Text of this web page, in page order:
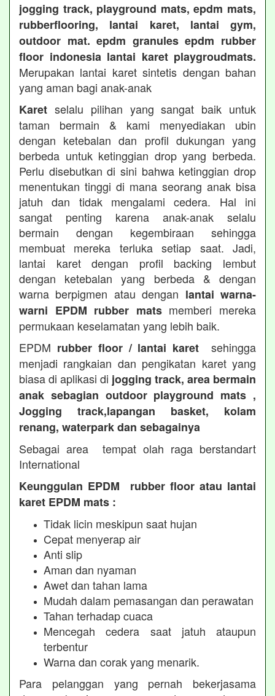
jogging track, playground mats, epdm mats,
rubberflooring, lantai karet, lantai gym,
outdoor mat. epdm granules epdm rubber
floor indonesia lantai karet playgroudmats.
Merupakan lantai karet sintetis dengan bahan
yang aman bagi anak-anak
Karet selalu pilihan yang sangat baik untuk
taman bermain & kami menyediakan ubin
dengan ketebalan dan profil dukungan yang
berbeda untuk ketinggian drop yang berbeda.
Perlu disebutkan di sini bahwa ketinggian drop
menentukan tinggi di mana seorang anak bisa
jatuh dan tidak mengalami cedera. Hal ini
sangat penting karena anak-anak selalu
bermain dengan kegembiraan sehingga
membuat mereka terluka setiap saat. Jadi,
lantai karet dengan profil backing lembut
dengan ketebalan yang berbeda & dengan
warna berpigmen atau dengan lantai warna-
warni EPDM rubber matsmemberi mereka
permukaan keselamatan yang lebih baik.
EPDM rubber floor / lantai karet sehingga
menjadi rangkaian dan pengikatan karet yang
biasa di aplikasi di jogging track, area bermain
anak sebagian outdoor playground mats ,
Jogging track,lapangan basket, kolam
renang, waterpark dan sebagainya
Sebagai area tempat olah raga berstandart
International
Keunggulan EPDM rubber floor atau lantai
karet EPDM mats :
Tidak licin meskipun saat hujan
Cepat menyerap air
Anti slip
Aman dan nyaman
Awet dan tahan lama
Mudah dalam pemasangan dan perawatan
Tahan terhadap cuaca
Mencegah cedera saat jatuh ataupun
terbentur
Warna dan corak yang menarik.
Para pelanggan yang pernah bekerjasama